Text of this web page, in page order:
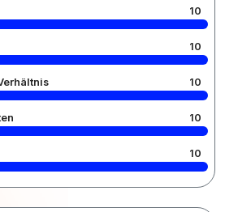
10
10
10
10
10